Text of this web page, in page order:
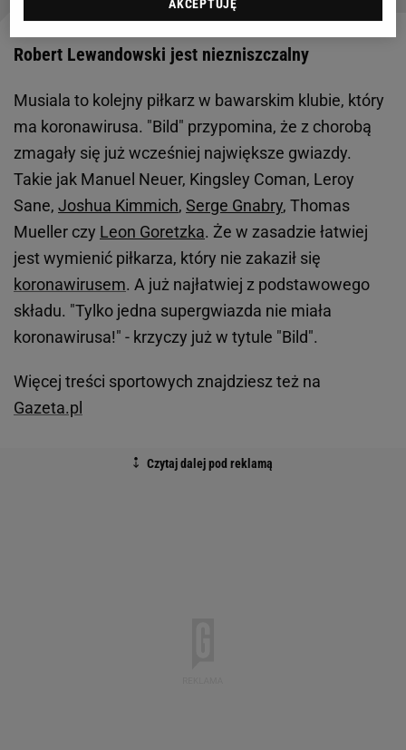
Robert Lewandowski jest niezniszczalny
Musiala to kolejny piłkarz w bawarskim klubie, który
ma koronawirusa. "Bild" przypomina, że z chorobą
zmagały się już wcześniej największe gwiazdy.
Takie jak Manuel Neuer, Kingsley Coman, Leroy
Sane, Joshua Kimmich, Serge Gnabry, Thomas
Mueller czy Leon Goretzka. Że w zasadzie łatwiej
jest wymienić piłkarza, który nie zakaził się
koronawirusem. A już najłatwiej z podstawowego
składu. "Tylko jedna supergwiazda nie miała
koronawirusa!" - krzyczy już w tytule "Bild".
Więcej treści sportowych znajdziesz też na
Gazeta.pl
AKCEPTUJĘ